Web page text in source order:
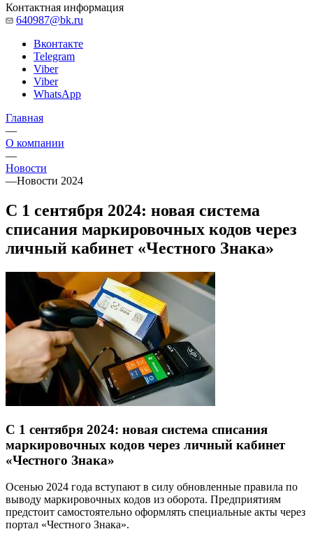
Контактная информация
640987@bk.ru
Вконтакте
Telegram
Viber
Viber
WhatsApp
Главная
—
О компании
—
Новости
—Новости 2024
С 1 сентября 2024: новая система
списания маркировочных кодов через
личный кабинет «Честного Знака»
С 1 сентября 2024: новая система списания
маркировочных кодов через личный кабинет
«Честного Знака»
Осенью 2024 года вступают в силу обновленные правила по
выводу маркировочных кодов из оборота. Предприятиям
предстоит самостоятельно оформлять специальные акты через
портал «Честного Знака».